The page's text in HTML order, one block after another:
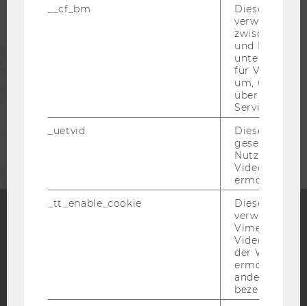
ALUMNI
UNTERNEHMEN
Blog
Bluesky
__cf_bm
Dieses
verwendet,
zwischen
und Bots zu
für Vimeo
um, um
über die
Service zu
_uetvid
Dieses
gesetzt, um
Nutzung des
Videoplayers
ermöglichen
_tt_enable_cookie
Dieses
verwendet,
Vimeo-
der WU-
ermöglichen
andere nicht
bezeichnete